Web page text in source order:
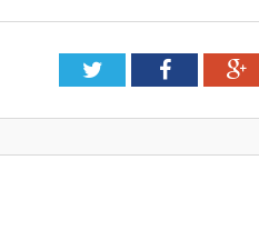
TwitterFacebook